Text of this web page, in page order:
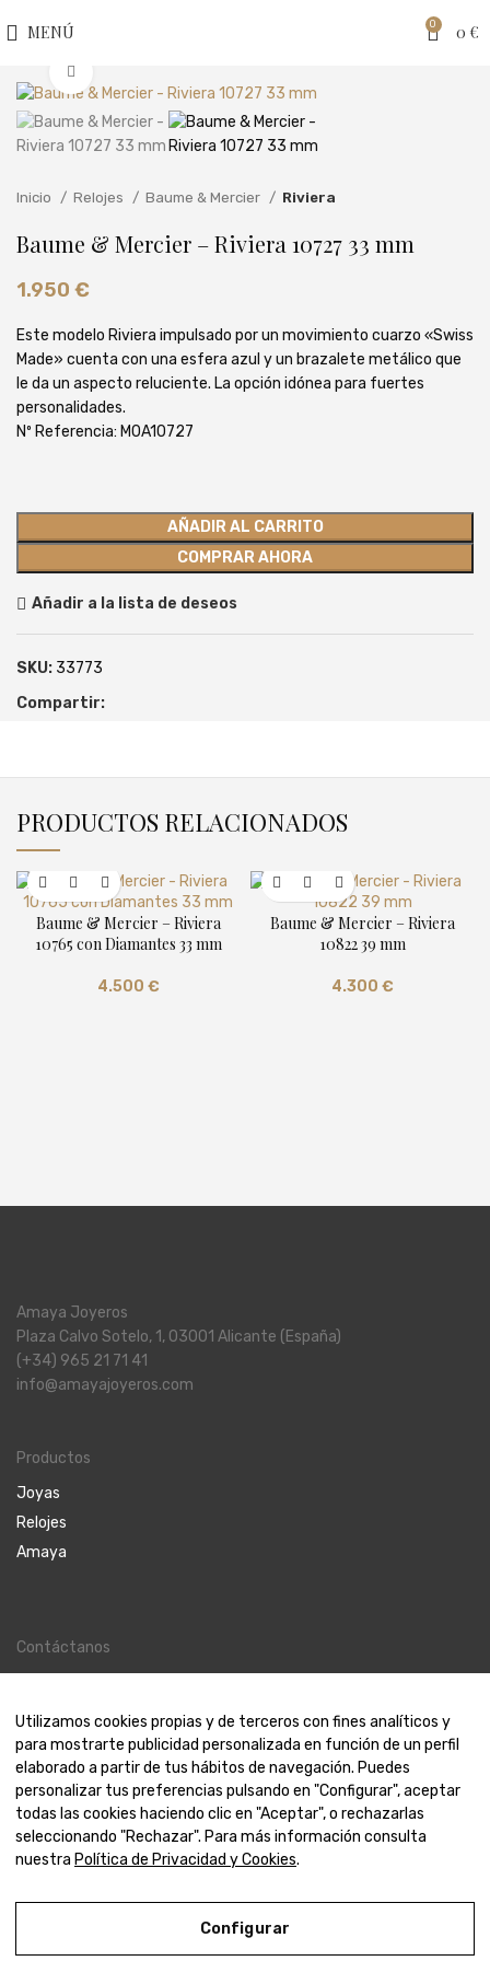
MENÚ 0 0 €
Inicio Relojes Baume & Mercier Riviera
Baume & Mercier – Riviera 10727 33 mm
1.950 €
Este modelo Riviera impulsado por un movimiento cuarzo «Swiss
Made» cuenta con una esfera azul y un brazalete metálico que
le da un aspecto reluciente. La opción idónea para fuertes
personalidades.
Nº Referencia: M0A10727
AÑADIR AL CARRITO
COMPRAR AHORA
Añadir a la lista de deseos
SKU: 33773
Compartir:
PRODUCTOS RELACIONADOS
Baume & Mercier – Riviera
10765 con Diamantes 33 mm
4.500 €
Baume & Mercier – Riviera
10822 39 mm
4.300 €
Amaya Joyeros
Plaza Calvo Sotelo, 1, 03001 Alicante (España)
(+34) 965 21 71 41
info@amayajoyeros.com
Productos
Joyas
Relojes
Amaya
Contáctanos
Nosotros
© 2000-2024 Amaya Joyeros
Utilizamos cookies propias y de terceros con fines analíticos y
para mostrarte publicidad personalizada en función de un perfil
elaborado a partir de tus hábitos de navegación. Puedes
personalizar tus preferencias pulsando en "Configurar", aceptar
todas las cookies haciendo clic en "Aceptar", o rechazarlas
seleccionando "Rechazar". Para más información consulta
nuestra Política de Privacidad y Cookies.
Configurar
Política de Privacidad y Cookies